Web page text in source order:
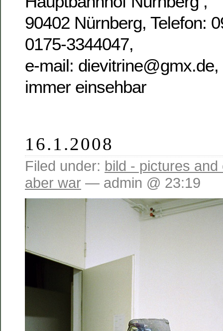
90402 Nürnberg, Telefon:
0175-3344047,
e-mail:
immer einsehbar
16.1.2008
Filed under: bild - pictures and
aber war — admin @ 23:19